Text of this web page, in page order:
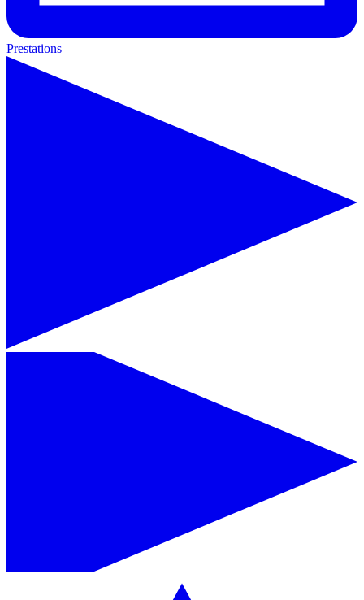
Prestations